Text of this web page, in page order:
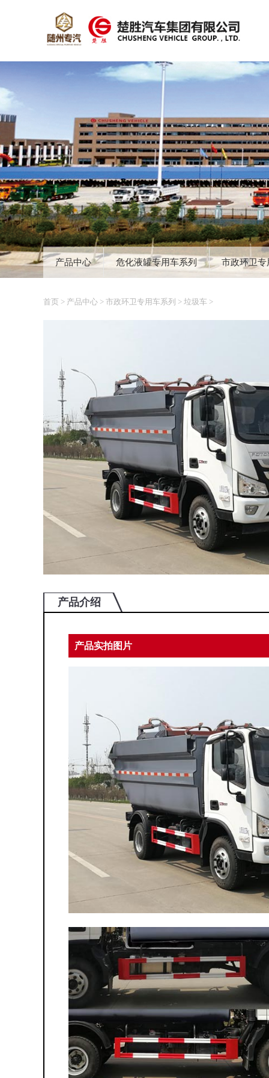
产品中心 危化液罐专用车系列 市政环卫专
首页 > 产品中心 > 市政环卫专用车系列 > 垃圾车 >
产品介绍
产品实拍图片